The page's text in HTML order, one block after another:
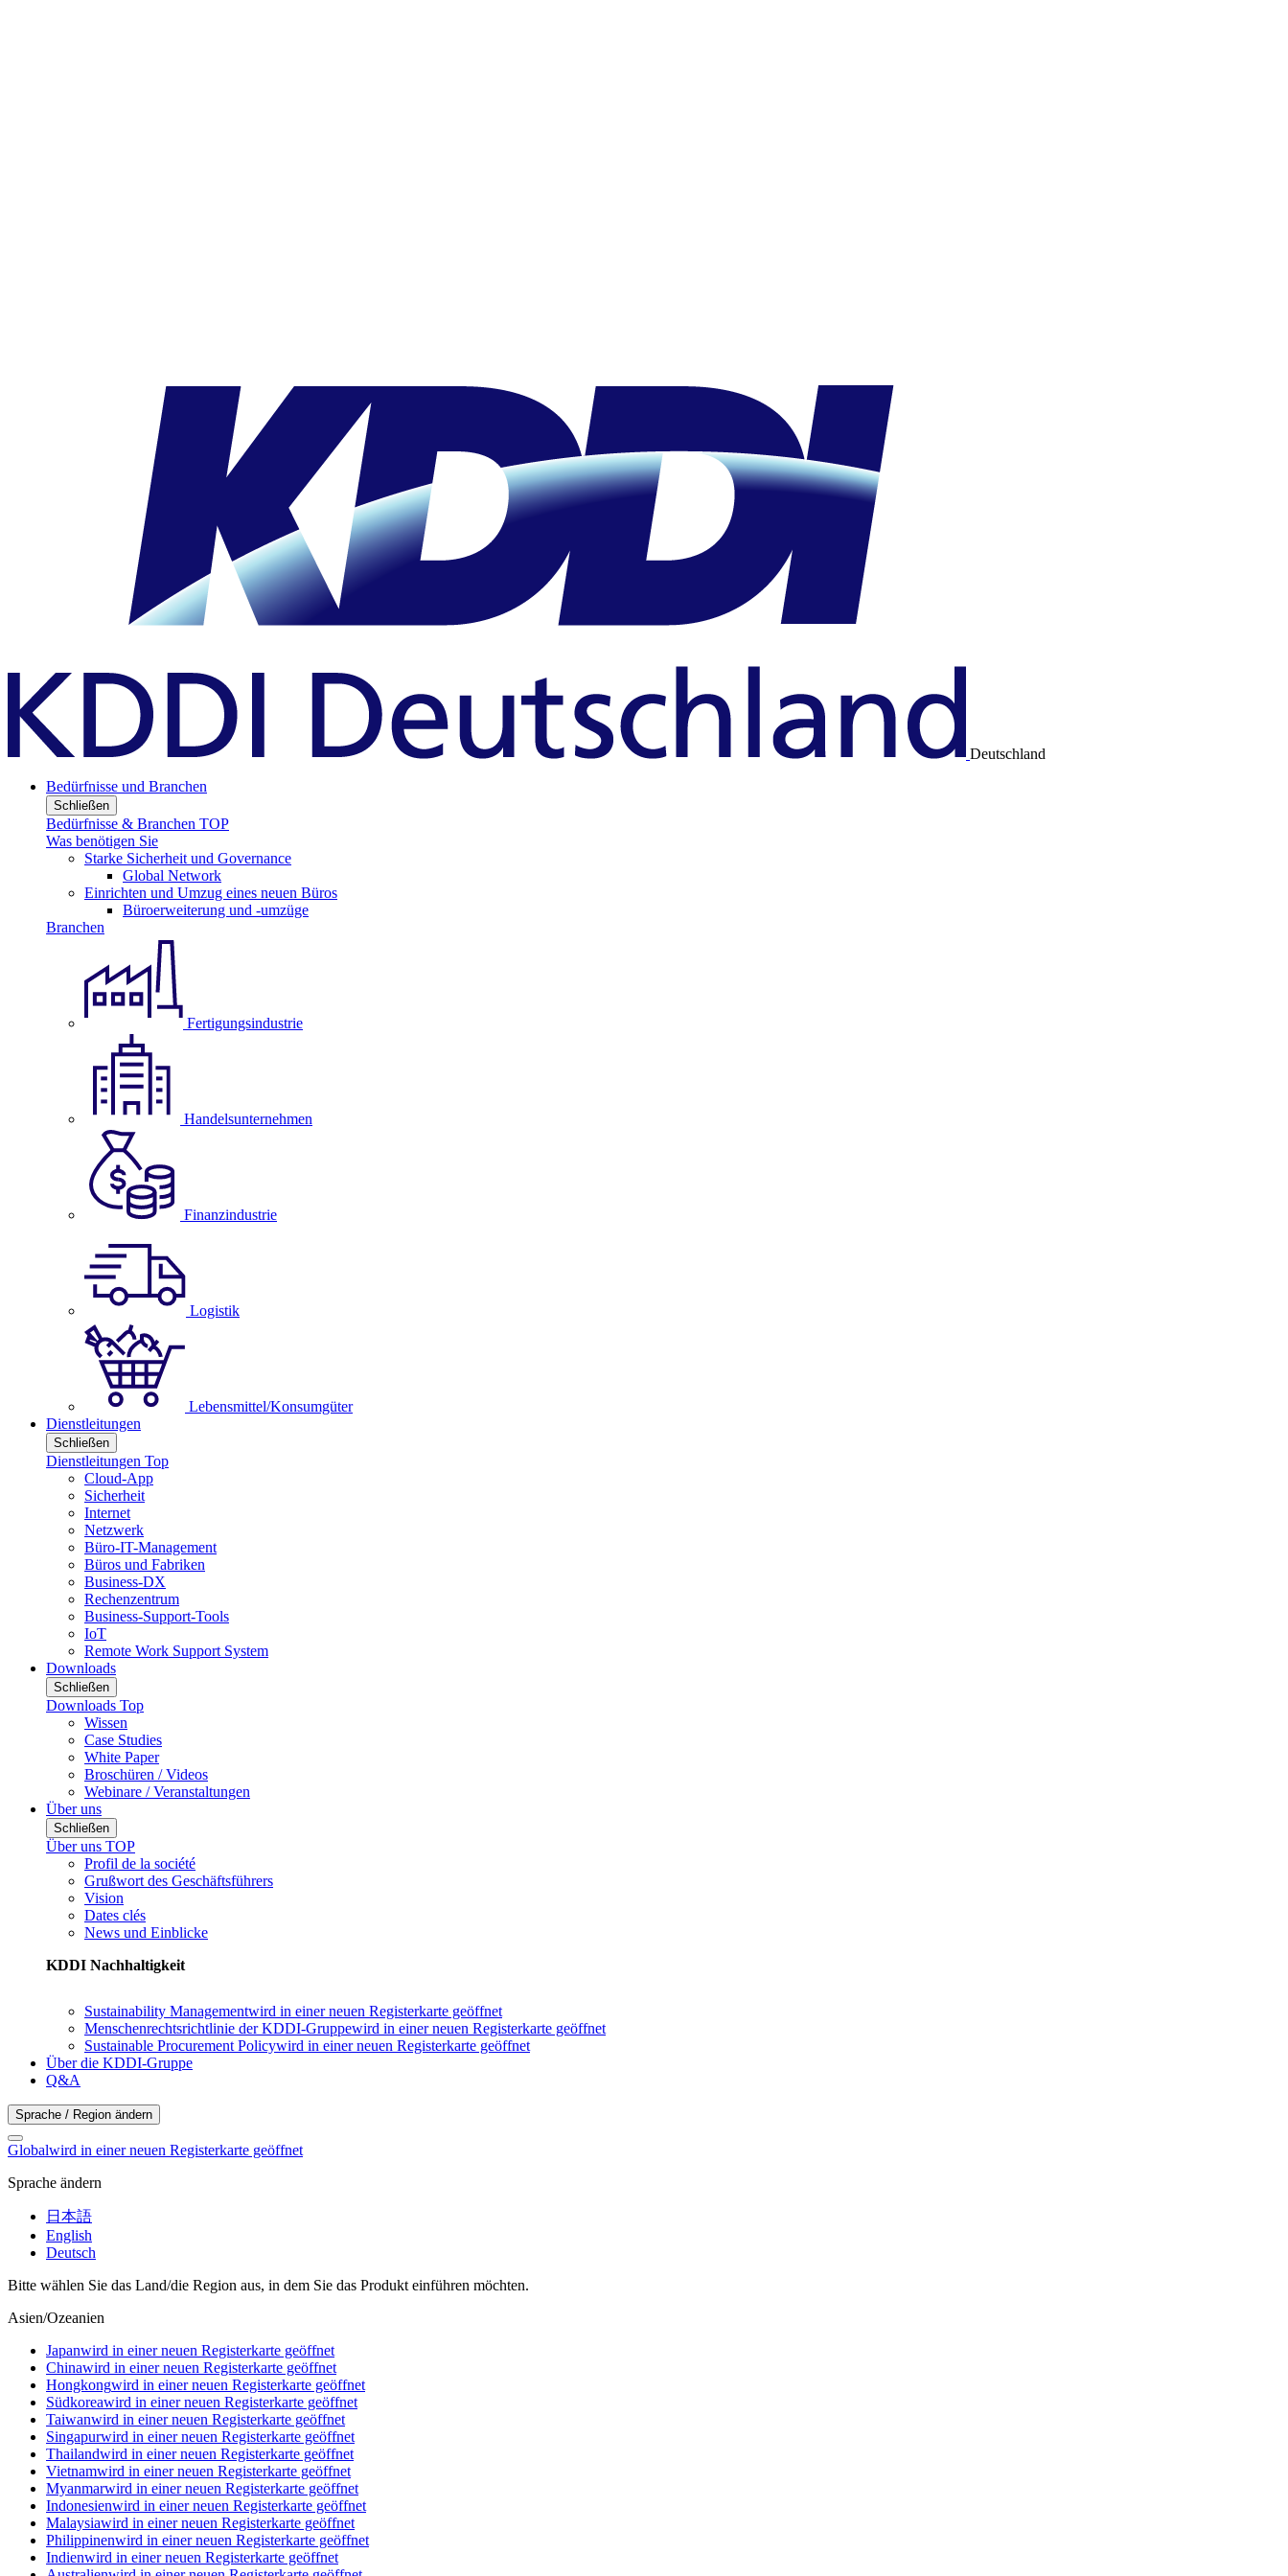
Deutschland
Bedürfnisse und Branchen
Schließen
Bedürfnisse & Branchen TOP
Was benötigen Sie
Starke Sicherheit und Governance
Global Network
Einrichten und Umzug eines neuen Büros
Büroerweiterung und -umzüge
Branchen
Fertigungsindustrie
Handelsunternehmen
Finanzindustrie
Logistik
Lebensmittel/Konsumgüter
Dienstleitungen
Schließen
Dienstleitungen Top
Cloud-App
Sicherheit
Internet
Netzwerk
Büro-IT-Management
Büros und Fabriken
Business-DX
Rechenzentrum
Business-Support-Tools
IoT
Remote Work Support System
Downloads
Schließen
Downloads Top
Wissen
Case Studies
White Paper
Broschüren / Videos
Webinare / Veranstaltungen
Über uns
Schließen
Über uns TOP
Profil de la société
Grußwort des Geschäftsführers
Vision
Dates clés
News und Einblicke
KDDI Nachhaltigkeit
Sustainability Managementwird in einer neuen Registerkarte geöffnet
Menschenrechtsrichtlinie der KDDI-Gruppewird in einer neuen Registerkarte geöffnet
Sustainable Procurement Policywird in einer neuen Registerkarte geöffnet
Über die KDDI-Gruppe
Q&A
Sprache / Region ändern
Globalwird in einer neuen Registerkarte geöffnet
Sprache ändern
日本語
English
Deutsch
Bitte wählen Sie das Land/die Region aus, in dem Sie das Produkt einführen möchten.
Asien/Ozeanien
Japanwird in einer neuen Registerkarte geöffnet
Chinawird in einer neuen Registerkarte geöffnet
Hongkongwird in einer neuen Registerkarte geöffnet
Südkoreawird in einer neuen Registerkarte geöffnet
Taiwanwird in einer neuen Registerkarte geöffnet
Singapurwird in einer neuen Registerkarte geöffnet
Thailandwird in einer neuen Registerkarte geöffnet
Vietnamwird in einer neuen Registerkarte geöffnet
Myanmarwird in einer neuen Registerkarte geöffnet
Indonesienwird in einer neuen Registerkarte geöffnet
Malaysiawird in einer neuen Registerkarte geöffnet
Philippinenwird in einer neuen Registerkarte geöffnet
Indienwird in einer neuen Registerkarte geöffnet